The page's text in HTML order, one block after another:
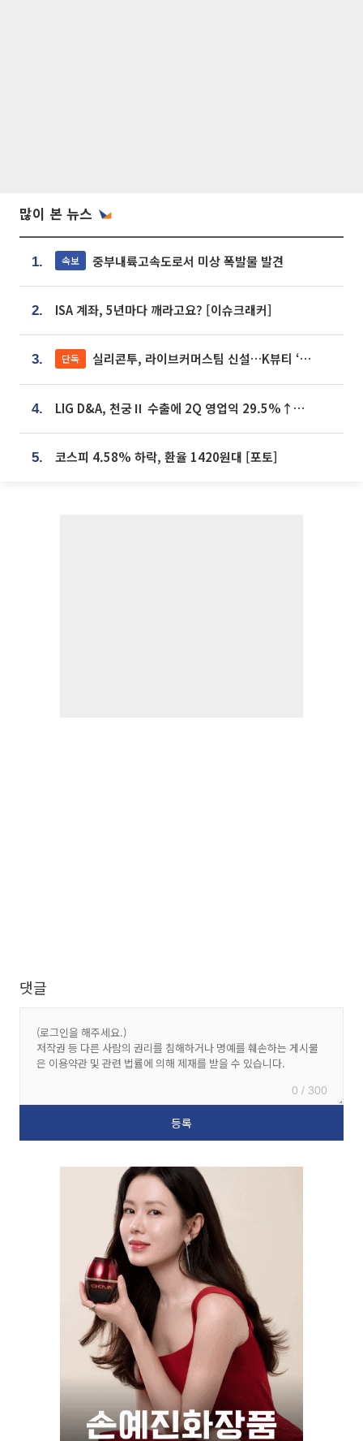
많이 본 뉴스
1. 속보 중부내륙고속도로서 미상 폭발물 발견
2. ISA 계좌, 5년마다 깨라고요? [이슈크래커]
3. 단독 실리콘투, 라이브커머스팀 신설…K뷰티 ‘글로벌 판매망’ 확대[K뷰티 라방戰]
4. LIG D&A, 천궁Ⅱ 수출에 2Q 영업익 29.5%↑…수주잔고 24.6조 [종합]
5. 코스피 4.58% 하락, 환율 1420원대 [포토]
댓글
0 / 300